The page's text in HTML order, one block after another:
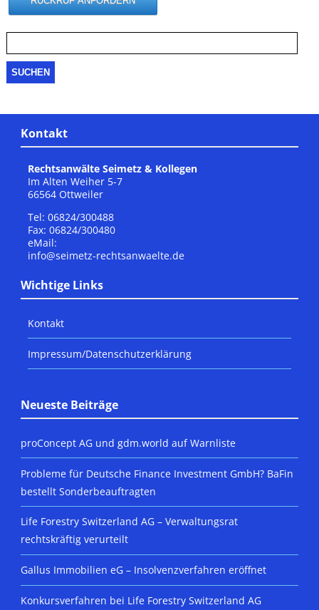
nach:
Kontakt
Rechtsanwälte Seimetz & Kollegen
Im Alten Weiher 5-7
66564 Ottweiler
Tel: 06824/300488
Fax: 06824/300480
eMail:
info@seimetz-rechtsanwaelte.de
Wichtige Links
Kontakt
Impressum/Datenschutzerklärung
Neueste Beiträge
proConcept AG und gdm.world auf Warnliste
Probleme für Deutsche Finance Investment GmbH? BaFin
bestellt Sonderbeauftragten
Life Forestry Switzerland AG – Verwaltungsrat
rechtskräftig verurteilt
Gallus Immobilien eG – Insolvenzverfahren eröffnet
Konkursverfahren bei Life Forestry Switzerland AG